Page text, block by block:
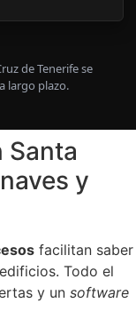
de Tenerife se
largo plazo.
Santa
y
facilitan saber
Todo el
y un software